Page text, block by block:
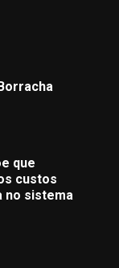
que
custos
no sistema